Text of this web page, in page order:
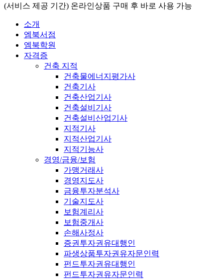
(서비스 제공 기간) 온라인상품 구매 후 바로 사용 가능
소개
엠북서점
엠북학원
자격증
건축 지적
건축물에너지평가사
건축기사
건축산업기사
건축설비기사
건축설비산업기사
지적기사
지적산업기사
지적기능사
경영/금융/보험
가맹거래사
경영지도사
금융투자분석사
기술지도사
보험계리사
보험중개사
손해사정사
증권투자권유대행인
파생상품투자권유자문인력
펀드투자권유대행인
펀드투자권유자문인력